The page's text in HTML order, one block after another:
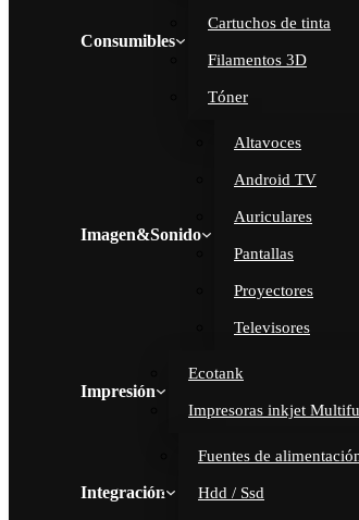
Consumibles
Cartuchos de tinta
Filamentos 3D
Tóner
Imagen&Sonido
Altavoces
Android TV
Auriculares
Pantallas
Proyectores
Televisores
Impresión
Ecotank
Impresoras inkjet
Integración
Fuentes de
Hdd / Ssd